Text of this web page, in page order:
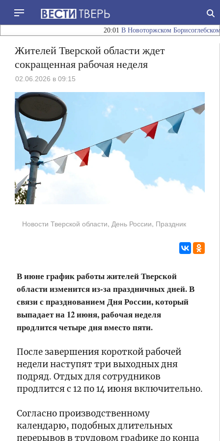
НОВОСТИ
20:01
Новоторжском
Борисоглебском
мужском
монастыре
в
день
престольного
праздника
состоялось
торжественное
богослужение
18:58
Россельхознадзор
повысил
категорию
риска
для
участков
в
Зубцовском,
17:45
Водителям
Тверской
области
напоминают
правилах
17:15
«Посольство
Дружбы»
16:50
Новые
выставки
танцевальный
перформанс,
с
семейной
пасекой,
День
физкультурника:
и
гостей
Тверской
16:25
коллектив
«Романтики»
стал
лауреатом
Международного
искусств
«Славянский
базар»
Председатель
комиссии
Тверской
области
15:35
20:01 В Новоторжском Борисоглебском
Жителей Тверской области ждет
сокращенная рабочая неделя
02.06.2026 в 09:15
Новости Тверской области, День России, Праздник
В июне график работы жителей Тверской
области изменится из-за праздничных дней. В
связи с празднованием Дня России, который
выпадает на 12 июня, рабочая неделя
продлится четыре дня вместо пяти.
После завершения короткой рабочей
недели наступят три выходных дня
подряд. Отдых для сотрудников
продлится с 12 по 14 июня включительно.
Согласно производственному
календарю, подобных длительных
перерывов в трудовом графике до конца